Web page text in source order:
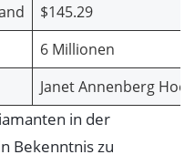
$145.29
6 Millionen
Janet Annenberg
in der
Bekenntnis zu